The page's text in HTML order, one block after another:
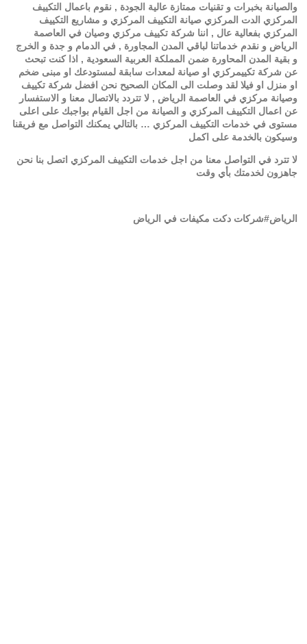
والصيانة بخبرات و تقنيات ممتازة عالية الجودة , نقوم باعمال التكييف
المركزي الدت المركزي صيانة التكييف المركزي و مشاريع التكييف
المركزي بفعالية عال , اننا شركة تكييف مركزي وصيان في العاصمة
الرياض و نقدم خدماتنا لباقي المدن المجاورة , في الدمام و جدة و الخرج
و بقية المدن المحاورة ضمن المملكة العربية السعودية , اذا كنت تبحث
عن شركة تكييمركزي او صيانة لمعدات سابقة لمستودعك او مبنى ضخم
او منزل او فيلا لقد وصلت الى المكان الصحيح نحن افضل شركة تكييف
وصيانة مركزي في العاصمة الرياض , لا تتردد بالاتصال معنا و الاستفسار
عن اعمال التكييف المركزي و الصيانة من اجل القيام بواجبك على اعلى
مستوى في خدمات التكييف المركزي … بالتالي يمكنك التواصل مع فريقنا
وسيكون بالخدمة على اكمل
لا تترد في التواصل معنا من اجل خدمات التكييف المركزي اتصل بنا نحن
جاهزون لخدمتك بأي وقت
الرياض#شركات دكت مكيفات في الرياض